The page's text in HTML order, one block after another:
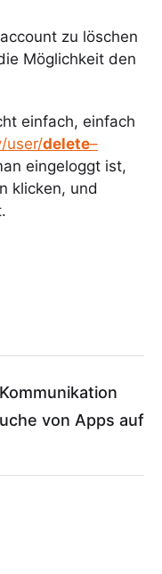
zu löschen
Möglichkeit den
einfach, einfach
/user/delete–
eingeloggt ist,
klicken, und
von Apps auf